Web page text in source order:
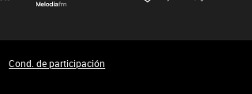
Cond. de participación